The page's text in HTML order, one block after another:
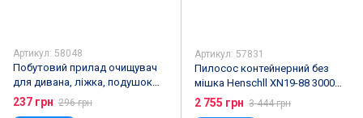
Артикул: 58048
Побутовий прилад очищувач
для дивана, ліжка, подушок
від кліщів та пилу S528
237 грн 296 грн
Артикул: 57831
Пилосос контейнерний без
мішка Henschll XN19-88 3000W,
Синій
2 755 грн 3 444 грн